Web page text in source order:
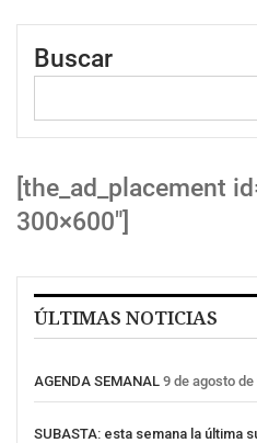
Buscar
[the_ad_placement
300×600″]
ÚLTIMAS NOTICIAS
AGENDA SEMANAL 9 de agosto de
SUBASTA: esta semana la última